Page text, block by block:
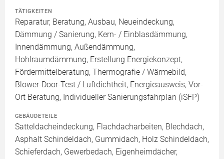
TÄTIGKEITEN
Reparatur, Beratung, Ausbau, Neueindeckung,
Dämmung / Sanierung, Kern- / Einblasdämmung,
Innendämmung, Außendämmung,
Hohlraumdämmung, Erstellung Energiekonzept,
Fördermittelberatung, Thermografie / Wärmebild,
Blower-Door-Test / Luftdichtheit, Energieausweis, Vor-
Ort Beratung, Individueller Sanierungsfahrplan (iSFP)
GEBÄUDETEILE
Satteldacheindeckung, Flachdacharbeiten, Blechdach,
Asphalt Schindeldach, Gummidach, Holz Schindeldach,
Schieferdach, Gewerbedach, Eigenheimdächer,